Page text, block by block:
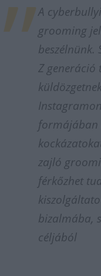
A
grooming
Z generáció
formájában
zajló
férkőzhet
bizalmába,
céljából